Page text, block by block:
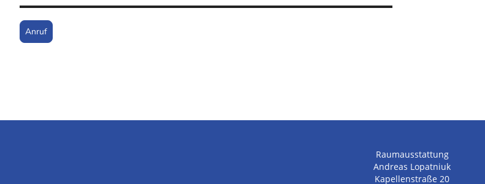
Anruf
Raumausstattung
Andreas Lopatniuk
Kapellenstraße 20